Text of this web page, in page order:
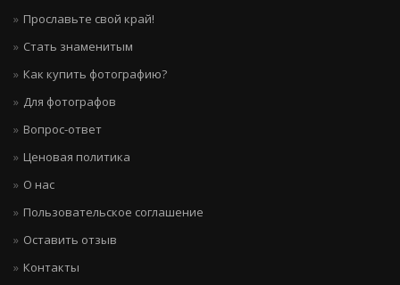
Прославьте свой край!
Стать знаменитым
Как купить фотографию?
Для фотографов
Вопрос-ответ
Ценовая политика
О нас
Пользовательское соглашение
Оставить отзыв
Контакты